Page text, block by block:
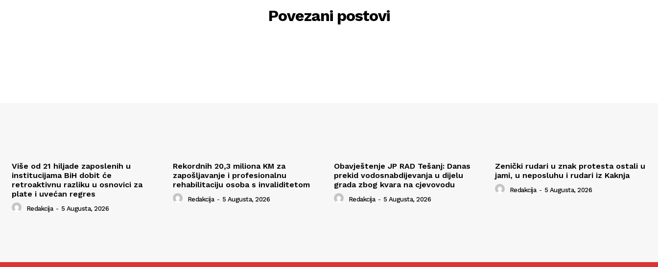
Povezani postovi
Više od 21 hiljade zaposlenih u
institucijama BiH dobit će
retroaktivnu razliku u osnovici za
plate i uvećan regres
Redakcija - 5 Augusta, 2026
Rekordnih 20,3 miliona KM za
zapošljavanje i profesionalnu
rehabilitaciju osoba s invaliditetom
Redakcija - 5 Augusta, 2026
Obavještenje JP RAD Tešanj: Danas
prekid vodosnabdijevanja u dijelu
grada zbog kvara na cjevovodu
Redakcija - 5 Augusta, 2026
Zenički rudari u znak protesta ostali u
jami, u neposluhu i rudari iz Kaknja
Redakcija - 5 Augusta, 2026